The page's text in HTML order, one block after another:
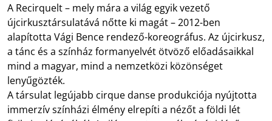
A Recirquelt – mely mára a világ egyik vezető
újcirkusztársulatává nőtte ki magát – 2012-ben
alapította Vági Bence rendező-koreográfus. Az újcirkusz,
a tánc és a színház formanyelvét ötvöző előadásaikkal
mind a magyar, mind a nemzetközi közönséget
lenyűgözték.
A társulat legújabb cirque danse produkciója nyújtotta
immerzív színházi élmény elrepíti a nézőt a földi lét